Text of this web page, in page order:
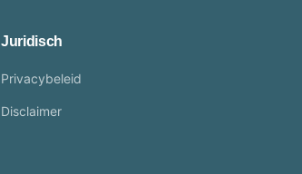
Juridisch
Privacybeleid
Disclaimer